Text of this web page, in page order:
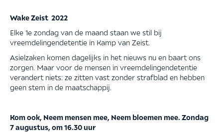
Wake Zeist 2022
Elke 1e zondag van de maand staan we stil bij
vreemdelingendetentie in Kamp van Zeist.
Asielzaken komen dagelijks in het nieuws nu en baart ons
zorgen. Maar voor de mensen in vreemdelingendetentie
verandert niets: ze zitten vast zonder strafblad en hebben
geen stem in de maatschappij.
Kom ook, Neem mensen mee, Neem bloemen mee. Zondag
7 augustus, om 16.30 uur